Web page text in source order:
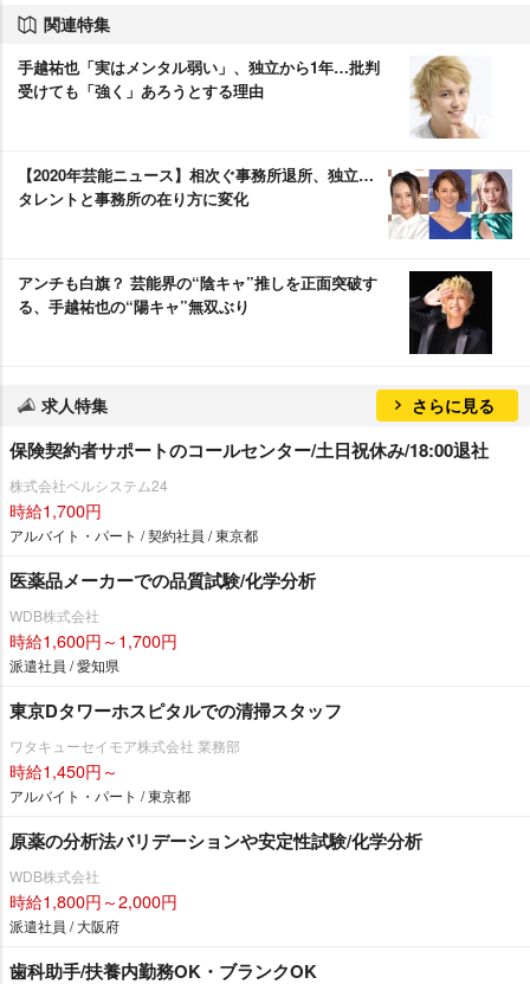
関連特集
手越祐也「実はメンタル弱い」、独立から1年…批判
受けても「強く」あろうとする理由
【2020年芸能ニュース】相次ぐ事務所退所、独立…
タレントと事務所の在り方に変化
アンチも白旗？ 芸能界の“陰キャ”推しを正面突破す
る、手越祐也の“陽キャ”無双ぶり
求人特集 さらに見る
保険契約者サポートのコールセンター/土日祝休み/18:00退社
株式会社ベルシステム24
時給1,700円
アルバイト・パート / 契約社員 / 東京都
医薬品メーカーでの品質試験/化学分析
WDB株式会社
時給1,600円～1,700円
派遣社員 / 愛知県
東京Dタワーホスピタルでの清掃スタッフ
ワタキューセイモア株式会社 業務部
時給1,450円～
アルバイト・パート / 東京都
原薬の分析法バリデーションや安定性試験/化学分析
WDB株式会社
時給1,800円～2,000円
派遣社員 / 大阪府
歯科助手/扶養内勤務OK・ブランクOK